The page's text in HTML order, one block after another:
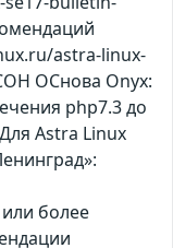
astra-linux-
ОСнова Оnyx:
php7.3 до
Astra Linux
более